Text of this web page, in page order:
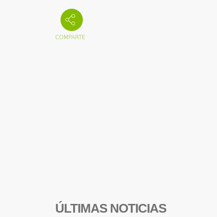
ÚLTIMAS NOTICIAS